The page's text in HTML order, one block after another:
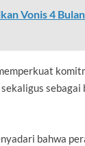
Vonis 4
bahwa